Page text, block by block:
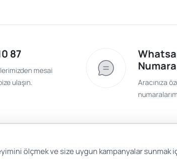
87
mesai
ulaşın.
Aracınıza
ölçmek ve size uygun kampanyalar sunmak